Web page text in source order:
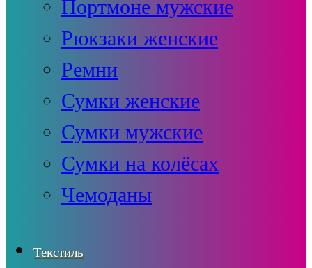
Портмоне мужские
Рюкзаки женские
Ремни
Сумки женские
Сумки мужские
Сумки на колёсах
Чемоданы
Текстиль